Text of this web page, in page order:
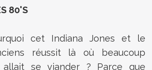
80'S
cet Indiana Jones et le
réussit là où beaucoup
allait se viander ? Parce que